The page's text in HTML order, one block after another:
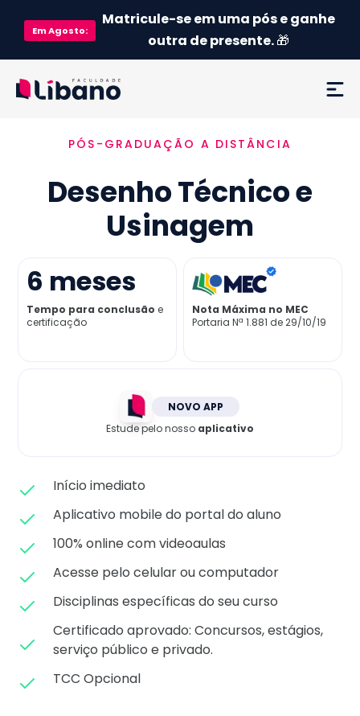
EmAgosto:
Matricule-se em uma pós e ganhe
outra de presente.🎁
Ementa
Como funciona
Credenciamento MEC
Preço
Já sou aluno
PÓS-GRADUAÇÃO A DISTÂNCIA
Desenho Técnico e
Usinagem
6 meses
Tempo para conclusão e
certificação
Nota Máxima no MEC
Portaria Nª 1.881 de 29/10/19
NOVO APP
Estude pelo nosso aplicativo
Início imediato
Aplicativo mobile do portal do aluno
100% online com videoaulas
Acesse pelo celular ou computador
Disciplinas específicas do seu curso
Certificado aprovado: Concursos, estágios,
serviço público e privado.
TCC Opcional